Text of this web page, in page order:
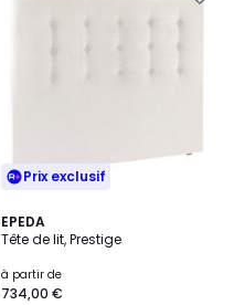
Prix exclusif
EPEDA
Tête de lit, Prestige
à partir de
734,00 €
2
Couleurs